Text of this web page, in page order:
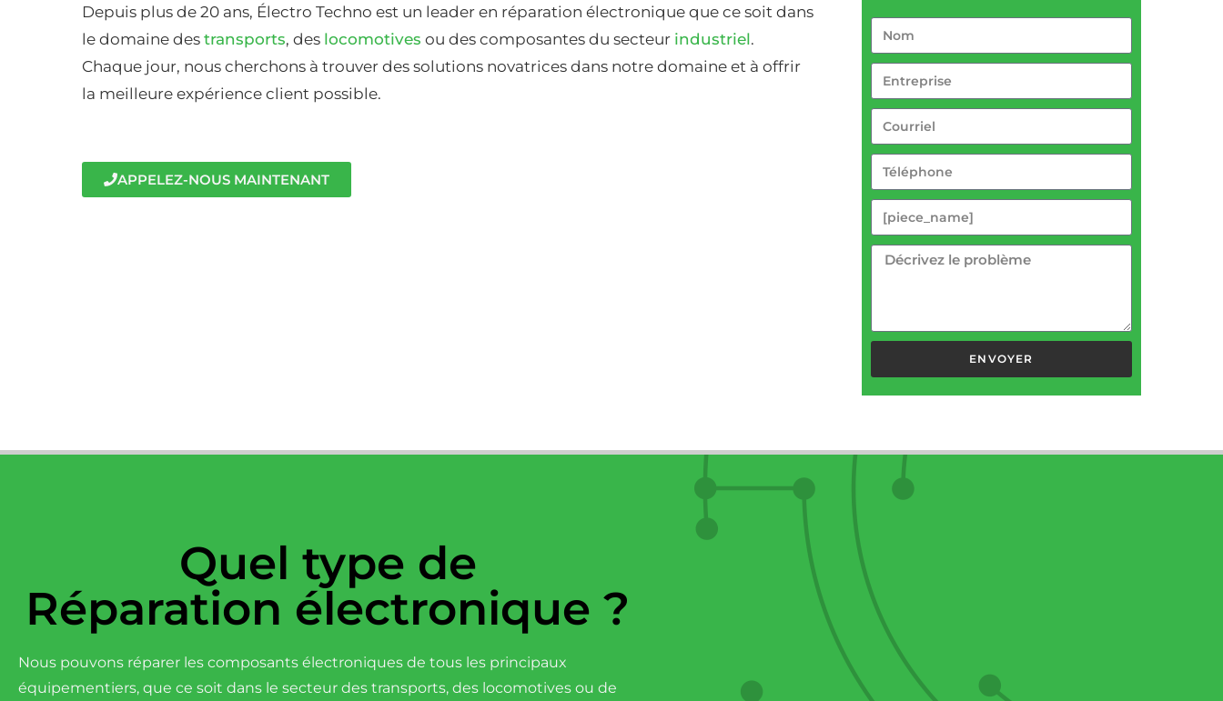
Depuis plus de 20 ans, Électro Techno est un leader en réparation électronique que ce soit dans
le domaine des transports, des locomotives ou des composantes du secteur industriel.
Chaque jour, nous cherchons à trouver des solutions novatrices dans notre domaine et à offrir
la meilleure expérience client possible.
APPELEZ-NOUS MAINTENANT
ENVOYER
Quel type de
Réparation électronique ?
Nous pouvons réparer les composants électroniques de tous les principaux
équipementiers, que ce soit dans le secteur des transports, des locomotives ou de